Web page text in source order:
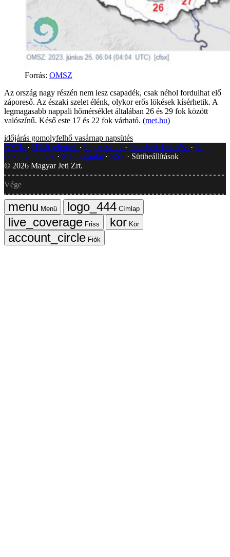
Forrás: OMSZ
Az ország nagy részén nem lesz csapadék, csak néhol fordulhat elő
záporeső. Az északi szelet élénk, olykor erős lökések kísérhetik. A
legmagasabb nappali hőmérséklet általában 26 és 29 fok között
valószínű. Késő este 17 és 22 fok várható. (met.hu)
időjárás gomolyfelhő vasárnap napsütés
GYIK
Hibát jelentek Impresszum Javítások kezelése
Jogi
dokumentumok
Médiaajánlat RSS
Sütibeállítások
© 2026 Magyar Jeti Zrt.
Vége
Menü
Címlap
Friss
Kör
Fiók